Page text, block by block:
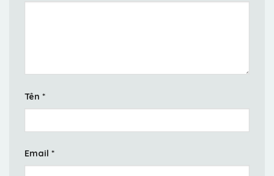
Tên *
Email *